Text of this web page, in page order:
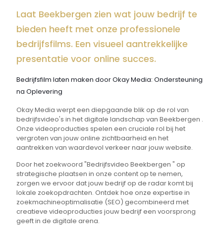
Laat Beekbergen zien wat jouw bedrijf te
bieden heeft met onze professionele
bedrijfsfilms. Een visueel aantrekkelijke
presentatie voor online succes.
Bedrijfsfilm laten maken door Okay Media: Ondersteuning
na Oplevering
Okay Media werpt een diepgaande blik op de rol van
bedrijfsvideo's in het digitale landschap van Beekbergen .
Onze videoproducties spelen een cruciale rol bij het
vergroten van jouw online zichtbaarheid en het
aantrekken van waardevol verkeer naar jouw website.
Door het zoekwoord "Bedrijfsvideo Beekbergen " op
strategische plaatsen in onze content op te nemen,
zorgen we ervoor dat jouw bedrijf op de radar komt bij
lokale zoekopdrachten. Ontdek hoe onze expertise in
zoekmachineoptimalisatie (SEO) gecombineerd met
creatieve videoproducties jouw bedrijf een voorsprong
geeft in de digitale arena.